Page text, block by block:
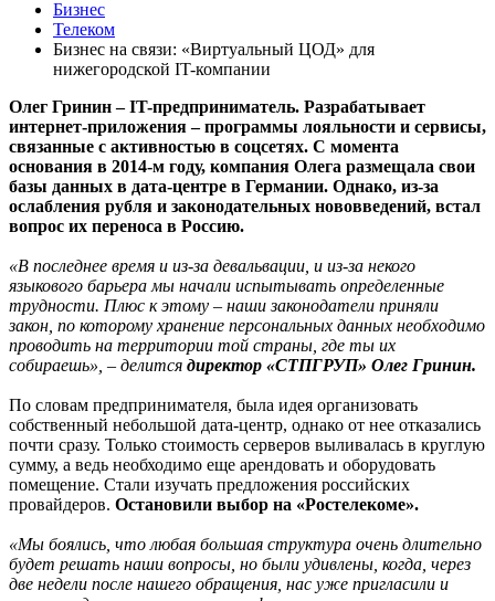
Бизнес
Телеком
Бизнес на связи: «Виртуальный ЦОД» для
нижегородской IT-компании
Олег Гринин – IT-предприниматель. Разрабатывает
интернет-приложения – программы лояльности и сервисы,
связанные с активностью в соцсетях. С момента
основания в 2014-м году, компания Олега размещала свои
базы данных в дата-центре в Германии. Однако, из-за
ослабления рубля и законодательных нововведений, встал
вопрос их переноса в Россию.
«В последнее время и из-за девальвации, и из-за некого
языкового барьера мы начали испытывать определенные
трудности. Плюс к этому – наши законодатели приняли
закон, по которому хранение персональных данных необходимо
проводить на территории той страны, где ты их
собираешь», – делится директор «СТПГРУП» Олег Гринин.
По словам предпринимателя, была идея организовать
собственный небольшой дата-центр, однако от нее отказались
почти сразу. Только стоимость серверов выливалась в круглую
сумму, а ведь необходимо еще арендовать и оборудовать
помещение. Стали изучать предложения российских
провайдеров. Остановили выбор на «Ростелекоме».
«Мы боялись, что любая большая структура очень длительно
будет решать наши вопросы, но были удивлены, когда, через
две недели после нашего обращения, нас уже пригласили и